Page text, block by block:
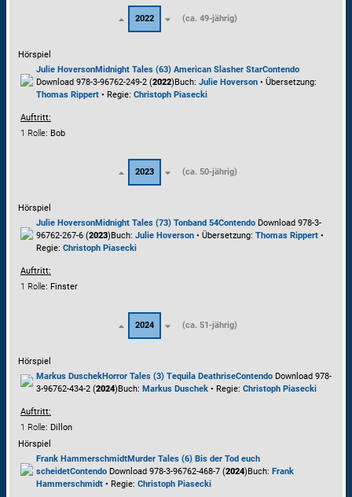
2022 (ca. 49-jährig)
Hörspiel
Julie HoversonMidnight Tales (63) American Slasher StarContendo
Download 978-3-96762-249-2 (2022)Buch: Julie Hoverson • Übersetzung:
Thomas Rippert • Regie: Christoph Piasecki
Auftritt:
1 Rolle: Bob
2023 (ca. 50-jährig)
Hörspiel
Julie HoversonMidnight Tales (73) Tonband 54Contendo Download 978-3-
96762-267-6 (2023)Buch: Julie Hoverson • Übersetzung: Thomas Rippert •
Regie: Christoph Piasecki
Auftritt:
1 Rolle: Finster
2024 (ca. 51-jährig)
Hörspiel
Markus DuschekHorror Tales (3) Tequila DeathriseContendo Download 978-
3-96762-434-2 (2024)Buch: Markus Duschek • Regie: Christoph Piasecki
Auftritt:
1 Rolle: Dillon
Hörspiel
Frank HammerschmidtMurder Tales (6) Bis der Tod euch
scheidetContendo Download 978-3-96762-468-7 (2024)Buch: Frank
Hammerschmidt • Regie: Christoph Piasecki